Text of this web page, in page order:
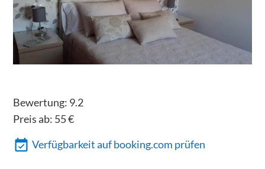
Bewertung: 9.2
Preis ab: 55€
Verfügbarkeit auf booking.com prüfen